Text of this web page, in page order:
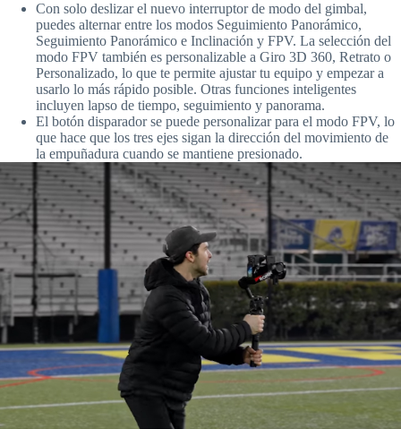
Con solo deslizar el nuevo interruptor de modo del gimbal,
puedes alternar entre los modos Seguimiento Panorámico,
Seguimiento Panorámico e Inclinación y FPV. La selección del
modo FPV también es personalizable a Giro 3D 360, Retrato o
Personalizado, lo que te permite ajustar tu equipo y empezar a
usarlo lo más rápido posible. Otras funciones inteligentes
incluyen lapso de tiempo, seguimiento y panorama.
El botón disparador se puede personalizar para el modo FPV, lo
que hace que los tres ejes sigan la dirección del movimiento de
la empuñadura cuando se mantiene presionado.